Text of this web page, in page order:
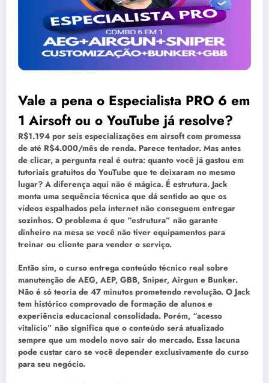
Vale a pena o Especialista PRO 6 em
1 Airsoft ou o YouTube já resolve?
R$1.194 por seis especializações em airsoft com promessa
de até R$4.000/mês de renda. Parece tentador. Mas antes
de clicar, a pergunta real é outra: quanto você já gastou em
tutoriais gratuitos do YouTube que te deixaram no mesmo
lugar? A diferença aqui não é mágica. É estrutura. Jack
monta uma sequência técnica que dá sentido ao que os
vídeos espalhados pela internet não conseguem entregar
sozinhos. O problema é que “estrutura” não garante
dinheiro na mesa se você não tiver equipamentos para
treinar ou cliente para vender o serviço.
Então sim, o curso entrega conteúdo técnico real sobre
manutenção de AEG, AEP, GBB, Sniper, Airgun e Bunker.
Não é só teoria de 47 minutos prometendo revolução. O Jack
tem histórico comprovado de formação de alunos e
experiência educacional consolidada. Porém, “acesso
vitalício” não significa que o conteúdo será atualizado
sempre que um modelo novo sair do mercado. Essa lacuna
pode custar caro se você depender exclusivamente do curso
para seu negócio.